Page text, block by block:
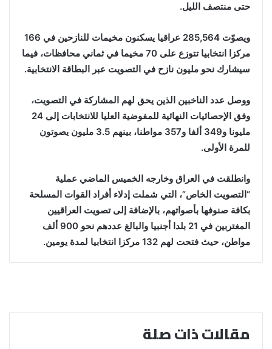
حتى منتصف الليل.
ويصوّت 285,564 عراقيا يسكنون مخيمات للنازحين في 166
مركزا انتخابيا تتوزع على 70 مخيما في ثماني محافظات، فيما
سيشارك نحو مليون نازح في التصويت عبر البطاقة الانتخابية.
ووصل عدد الناخبين الذين يحق لهم المشاركة في التصويت،
وفق الإحصائيات النهائية للمفوضية العليا للانتخابات إلى 24
مليونا و349 ألفا و357 مواطنا، بينهم 3.5 مليون يصوتون
للمرة الأولى.
وانطلقت في العراق وخارجه الخميس الماضي عملية
“التصويت الخاص”، التي شملت إدلاء أفراد القوات المسلحة
بكافة صنوفها بأصواتهم، بالإضافة إلى تصويت العراقيين
المغتربين في 21 بلدا أجنبيا والبالغ عددهم نحو 900 ألف
مواطن، حيث فتحت لهم 132 مركزا انتخابيا لمدة يومين.
مقالات ذات صلة